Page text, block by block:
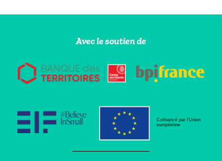
Avec le soutien de
Cofinancé par l’Union
européenne